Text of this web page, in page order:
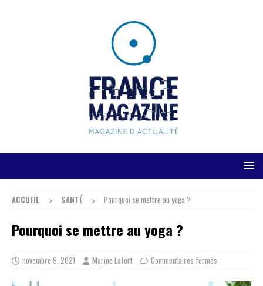
ACCUEIL SANTÉ Pourquoi se mettre au yoga ?
Pourquoi se mettre au yoga ?
novembre 9, 2021 Marine Lafort Commentaires fermés